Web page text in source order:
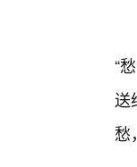
“
送
愁